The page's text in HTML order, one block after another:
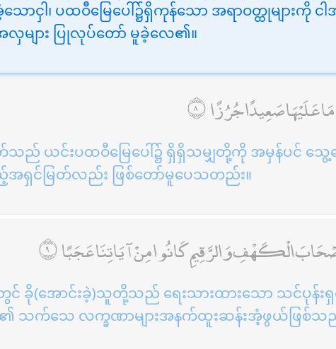
ငှါ၊ ပထဝီမြေပေါ်၌ရှိကုန်သော အရာဝတ္ထုများကို င
များ ပြုလုပ်တော် မူခဲ့လေ၏။
عَلَيْهَا صَعِيدًا جُرُزًا
သည် ယင်းပထဝီမြေပေါ်၌ ရှိရှိသမျှတို့ကို အမှန်ပင် သွေ့
အရှင်မြတ်လည်း ဖြစ်တော်မူပေသတည်း။
الْكَهْفِ وَالرَّقِيمِ كَانُوا مِنْ آيَاتِنَا عَجَبًا
င် ခို(အောင်းခဲ့)သူတို့သည် ရေးသားထားသော သင်ပုန်း
၏ သက်သေ လက္ခဏာများအနက်ထူးဆန်းအံ့ဖွယ်ဖြစ်